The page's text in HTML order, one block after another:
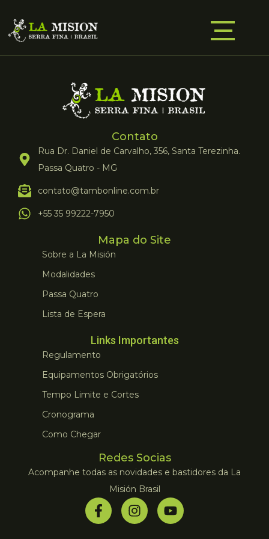
Contato
Rua Dr. Daniel de Carvalho, 356, Santa Terezinha.
Passa Quatro - MG
contato@tambonline.com.br
+55 35 99222-7950
Mapa do Site
Sobre a La Misión
Modalidades
Passa Quatro
Lista de Espera
Links Importantes
Regulamento
Equipamentos Obrigatórios
Tempo Limite e Cortes
Cronograma
Como Chegar
Redes Socias
Acompanhe todas as novidades e bastidores da La
Misión Brasil